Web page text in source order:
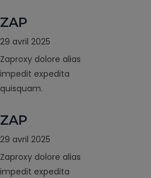
ZAP
29 avril 2025
Zaproxy dolore alias
impedit expedita
quisquam.
ZAP
29 avril 2025
Zaproxy dolore alias
impedit expedita